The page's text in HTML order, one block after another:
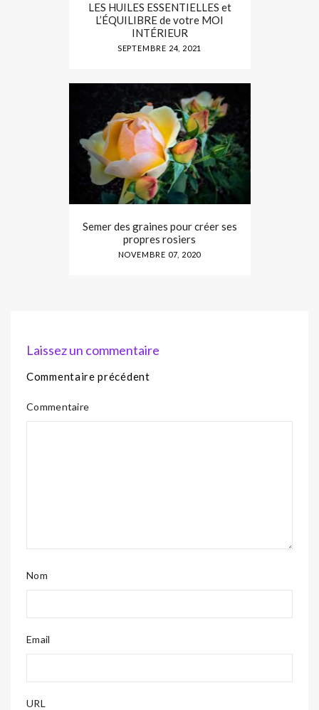
LES HUILES ESSENTIELLES et
L’ÉQUILIBRE de votre MOI
INTÉRIEUR
SEPTEMBRE 24, 2021
Semer des graines pour créer ses
propres rosiers
NOVEMBRE 07, 2020
Laissez un commentaire
Commentaire précédent
Commentaire
Nom
Email
URL